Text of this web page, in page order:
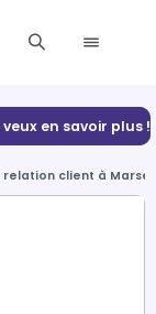
veux en savoir plus !
client à